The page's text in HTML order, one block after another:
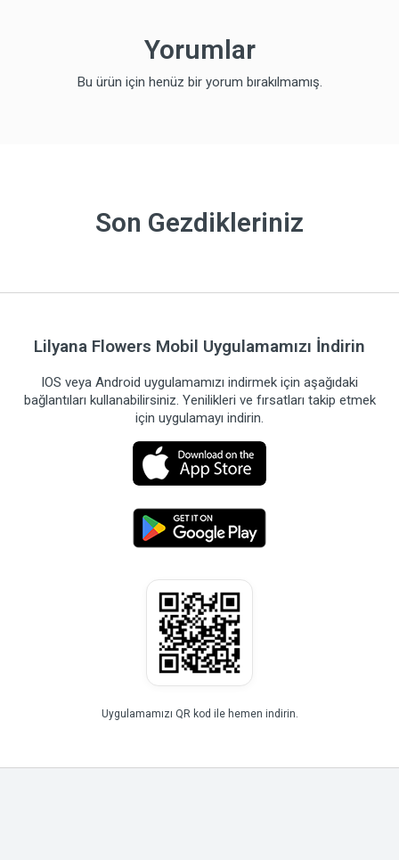
Yorumlar
Bu ürün için henüz bir yorum bırakılmamış.
Son Gezdikleriniz
Lilyana Flowers Mobil Uygulamamızı İndirin
IOS veya Android uygulamamızı indirmek için aşağıdaki
bağlantıları kullanabilirsiniz. Yenilikleri ve fırsatları takip etmek
için uygulamayı indirin.
Uygulamamızı QR kod ile hemen indirin.